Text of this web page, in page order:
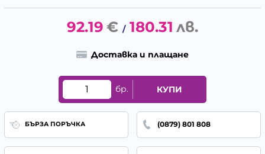
92.19 € / 180.31 лв.
Доставка и плащане
бр. КУПИ
БЪРЗА ПОРЪЧКА (0879) 801 808